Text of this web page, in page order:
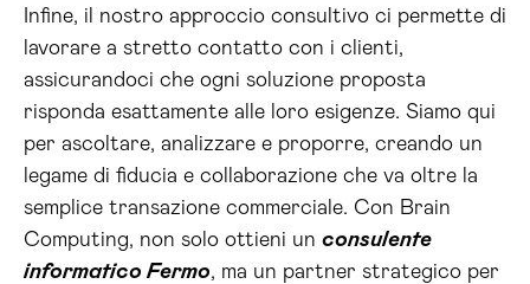
Infine, il nostro approccio consultivo ci permette di
lavorare a stretto contatto con i clienti,
assicurandoci che ogni soluzione proposta
risponda esattamente alle loro esigenze. Siamo qui
per ascoltare, analizzare e proporre, creando un
legame di fiducia e collaborazione che va oltre la
semplice transazione commerciale. Con Brain
Computing, non solo ottieni un consulente
informatico Fermo, ma un partner strategico per